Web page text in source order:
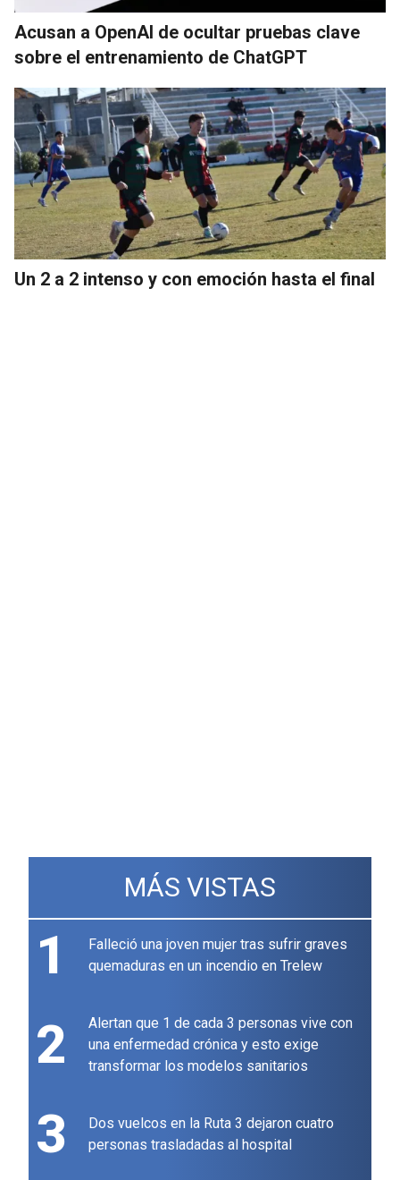
Acusan a OpenAI de ocultar pruebas clave
sobre el entrenamiento de ChatGPT
Un 2 a 2 intenso y con emoción hasta el final
MÁS VISTAS
1
Falleció una joven mujer tras sufrir graves
quemaduras en un incendio en Trelew
2
Alertan que 1 de cada 3 personas vive con
una enfermedad crónica y esto exige
transformar los modelos sanitarios
3
Dos vuelcos en la Ruta 3 dejaron cuatro
personas trasladadas al hospital